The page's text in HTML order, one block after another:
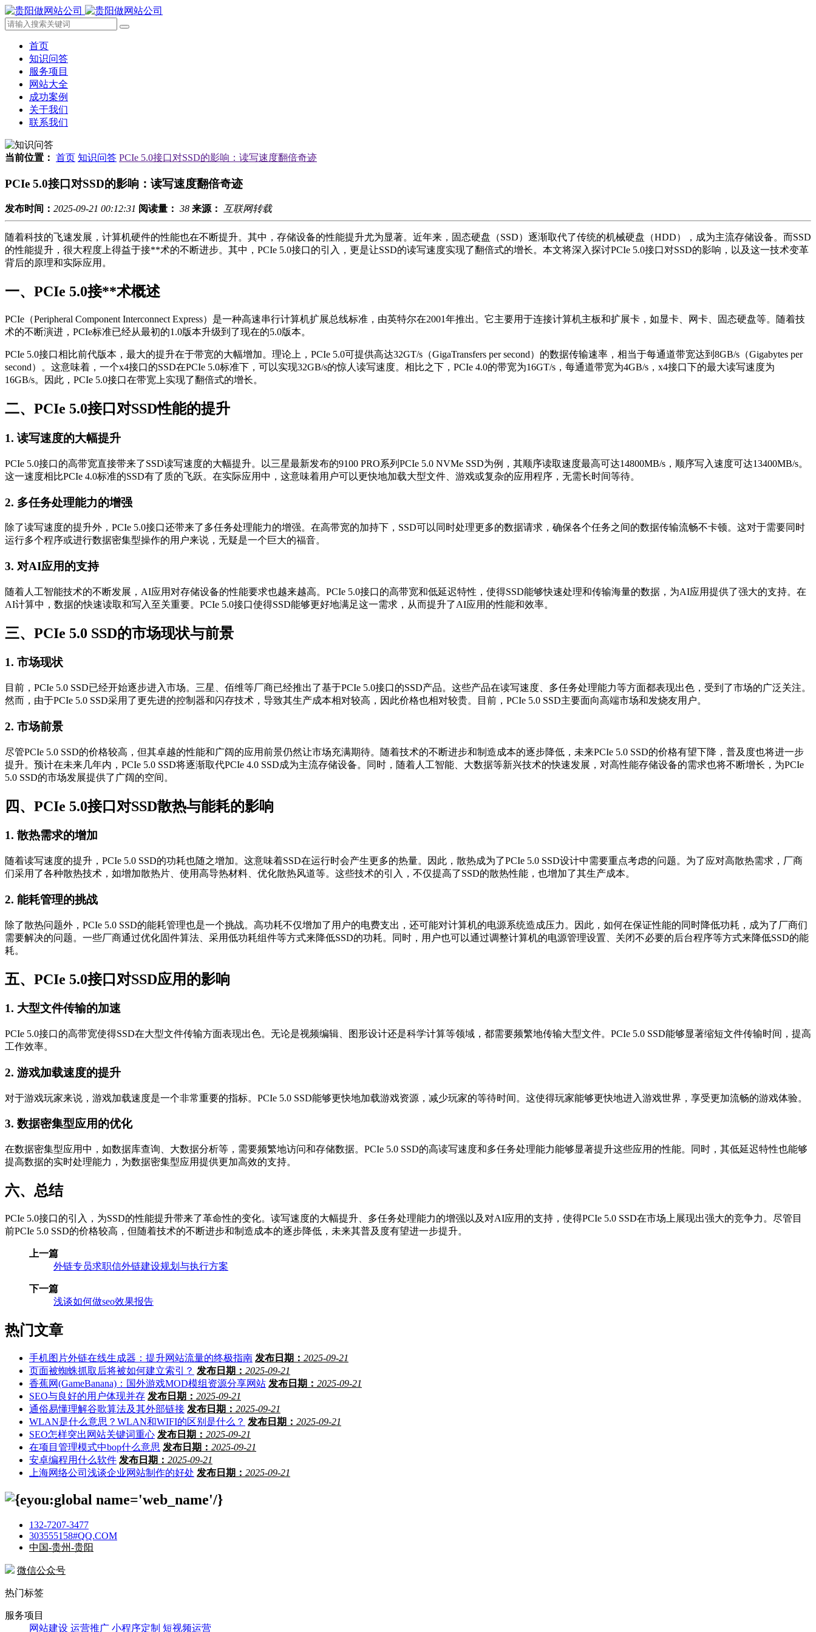
首页
知识问答
服务项目
网站大全
成功案例
关于我们
联系我们
当前位置： 首页 知识问答 PCIe 5.0接口对SSD的影响：读写速度翻倍奇迹
PCIe 5.0接口对SSD的影响：读写速度翻倍奇迹
发布时间： 2025-09-21 00:12:31 阅读量： 38 来源： 互联网转载
随着科技的飞速发展，计算机硬件的性能也在不断提升。其中，存储设备的性能提升尤为显著。近年来，固态硬盘（SSD）逐渐取代了传统的机械硬盘（HDD），成为主流存储设备。而SSD
的性能提升，很大程度上得益于接**术的不断进步。其中，PCIe 5.0接口的引入，更是让SSD的读写速度实现了翻倍式的增长。本文将深入探讨PCIe 5.0接口对SSD的影响，以及这一技术变革
背后的原理和实际应用。
一、PCIe 5.0接**术概述
PCIe（Peripheral Component Interconnect Express）是一种高速串行计算机扩展总线标准，由英特尔在2001年推出。它主要用于连接计算机主板和扩展卡，如显卡、网卡、固态硬盘等。随着技
术的不断演进，PCIe标准已经从最初的1.0版本升级到了现在的5.0版本。
PCIe 5.0接口相比前代版本，最大的提升在于带宽的大幅增加。理论上，PCIe 5.0可提供高达32GT/s（GigaTransfers per second）的数据传输速率，相当于每通道带宽达到8GB/s（Gigabytes per
second）。这意味着，一个x4接口的SSD在PCIe 5.0标准下，可以实现32GB/s的惊人读写速度。相比之下，PCIe 4.0的带宽为16GT/s，每通道带宽为4GB/s，x4接口下的最大读写速度为
16GB/s。因此，PCIe 5.0接口在带宽上实现了翻倍式的增长。
二、PCIe 5.0接口对SSD性能的提升
1. 读写速度的大幅提升
PCIe 5.0接口的高带宽直接带来了SSD读写速度的大幅提升。以三星最新发布的9100 PRO系列PCIe 5.0 NVMe SSD为例，其顺序读取速度最高可达14800MB/s，顺序写入速度可达13400MB/s。
这一速度相比PCIe 4.0标准的SSD有了质的飞跃。在实际应用中，这意味着用户可以更快地加载大型文件、游戏或复杂的应用程序，无需长时间等待。
2. 多任务处理能力的增强
除了读写速度的提升外，PCIe 5.0接口还带来了多任务处理能力的增强。在高带宽的加持下，SSD可以同时处理更多的数据请求，确保各个任务之间的数据传输流畅不卡顿。这对于需要同时
运行多个程序或进行数据密集型操作的用户来说，无疑是一个巨大的福音。
3. 对AI应用的支持
随着人工智能技术的不断发展，AI应用对存储设备的性能要求也越来越高。PCIe 5.0接口的高带宽和低延迟特性，使得SSD能够快速处理和传输海量的数据，为AI应用提供了强大的支持。在
AI计算中，数据的快速读取和写入至关重要。PCIe 5.0接口使得SSD能够更好地满足这一需求，从而提升了AI应用的性能和效率。
三、PCIe 5.0 SSD的市场现状与前景
1. 市场现状
目前，PCIe 5.0 SSD已经开始逐步进入市场。三星、佰维等厂商已经推出了基于PCIe 5.0接口的SSD产品。这些产品在读写速度、多任务处理能力等方面都表现出色，受到了市场的广泛关注。
然而，由于PCIe 5.0 SSD采用了更先进的控制器和闪存技术，导致其生产成本相对较高，因此价格也相对较贵。目前，PCIe 5.0 SSD主要面向高端市场和发烧友用户。
2. 市场前景
尽管PCIe 5.0 SSD的价格较高，但其卓越的性能和广阔的应用前景仍然让市场充满期待。随着技术的不断进步和制造成本的逐步降低，未来PCIe 5.0 SSD的价格有望下降，普及度也将进一步
提升。预计在未来几年内，PCIe 5.0 SSD将逐渐取代PCIe 4.0 SSD成为主流存储设备。同时，随着人工智能、大数据等新兴技术的快速发展，对高性能存储设备的需求也将不断增长，为PCIe
5.0 SSD的市场发展提供了广阔的空间。
四、PCIe 5.0接口对SSD散热与能耗的影响
1. 散热需求的增加
随着读写速度的提升，PCIe 5.0 SSD的功耗也随之增加。这意味着SSD在运行时会产生更多的热量。因此，散热成为了PCIe 5.0 SSD设计中需要重点考虑的问题。为了应对高散热需求，厂商
们采用了各种散热技术，如增加散热片、使用高导热材料、优化散热风道等。这些技术的引入，不仅提高了SSD的散热性能，也增加了其生产成本。
2. 能耗管理的挑战
除了散热问题外，PCIe 5.0 SSD的能耗管理也是一个挑战。高功耗不仅增加了用户的电费支出，还可能对计算机的电源系统造成压力。因此，如何在保证性能的同时降低功耗，成为了厂商们
需要解决的问题。一些厂商通过优化固件算法、采用低功耗组件等方式来降低SSD的功耗。同时，用户也可以通过调整计算机的电源管理设置、关闭不必要的后台程序等方式来降低SSD的能
耗。
五、PCIe 5.0接口对SSD应用的影响
1. 大型文件传输的加速
PCIe 5.0接口的高带宽使得SSD在大型文件传输方面表现出色。无论是视频编辑、图形设计还是科学计算等领域，都需要频繁地传输大型文件。PCIe 5.0 SSD能够显著缩短文件传输时间，提高
工作效率。
2. 游戏加载速度的提升
对于游戏玩家来说，游戏加载速度是一个非常重要的指标。PCIe 5.0 SSD能够更快地加载游戏资源，减少玩家的等待时间。这使得玩家能够更快地进入游戏世界，享受更加流畅的游戏体验。
3. 数据密集型应用的优化
在数据密集型应用中，如数据库查询、大数据分析等，需要频繁地访问和存储数据。PCIe 5.0 SSD的高读写速度和多任务处理能力能够显著提升这些应用的性能。同时，其低延迟特性也能够
提高数据的实时处理能力，为数据密集型应用提供更加高效的支持。
六、总结
PCIe 5.0接口的引入，为SSD的性能提升带来了革命性的变化。读写速度的大幅提升、多任务处理能力的增强以及对AI应用的支持，使得PCIe 5.0 SSD在市场上展现出强大的竞争力。尽管目
前PCIe 5.0 SSD的价格较高，但随着技术的不断进步和制造成本的逐步降低，未来其普及度有望进一步提升。
上一篇
外链专员求职信外链建设规划与执行方案
下一篇
浅谈如何做seo效果报告
热门文章
手机图片外链在线生成器：提升网站流量的终极指南 发布日期： 2025-09-21
页面被蜘蛛抓取后将被如何建立索引？ 发布日期： 2025-09-21
香蕉网(GameBanana)：国外游戏MOD模组资源分享网站 发布日期： 2025-09-21
SEO与良好的用户体现并存 发布日期： 2025-09-21
通俗易懂理解谷歌算法及其外部链接 发布日期： 2025-09-21
WLAN是什么意思？WLAN和WIFI的区别是什么？ 发布日期： 2025-09-21
SEO怎样突出网站关键词重心 发布日期： 2025-09-21
在项目管理模式中bop什么意思 发布日期： 2025-09-21
安卓编程用什么软件 发布日期： 2025-09-21
上海网络公司浅谈企业网站制作的好处 发布日期： 2025-09-21
132-7207-3477
303555158#QQ.COM
中国-贵州-贵阳
微信公众号
热门标签
服务项目
网站建设 运营推广 小程序定制 短视频运营